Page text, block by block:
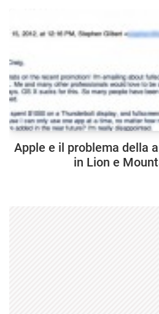
Apple e il problema della
in Lion e